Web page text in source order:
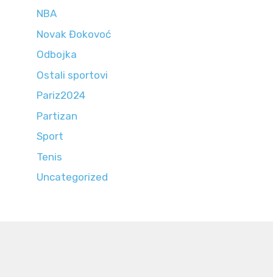
NBA
Novak Đokovoć
Odbojka
Ostali sportovi
Pariz2024
Partizan
Sport
Tenis
Uncategorized